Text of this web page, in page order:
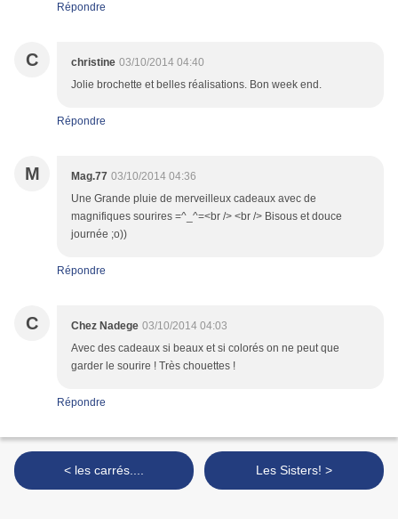
Répondre
C christine 03/10/2014 04:40
Jolie brochette et belles réalisations. Bon week end.
Répondre
M Mag.77 03/10/2014 04:36
Une Grande pluie de merveilleux cadeaux avec de
magnifiques sourires =^_^=<br /> <br /> Bisous et douce
journée ;o))
Répondre
C Chez Nadege 03/10/2014 04:03
Avec des cadeaux si beaux et si colorés on ne peut que
garder le sourire ! Très chouettes !
Répondre
< les carrés.... Les Sisters! >